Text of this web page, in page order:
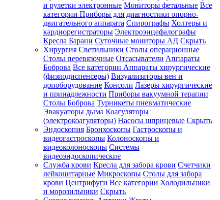
и рулетки электронные Мониторы фетальные Все
категории Приборы для диагностики опорно-
двигательного аппарата Спирографы Холтеры и
кардиорегистраторы Электроэнцефалографы
Кресла Барани Суточные мониторы АД Скрыть
Хирургия Светильники Столы операционные
Столы перевязочные Отсасыватели Аппараты
Боброва Все категории Аппараты хирургические
(физиодиспенсеры) Визуализаторы вен и
допоборудование Консоли Лазеры хирургические
и принадлежности Приборы вакуумной терапии
Столы Боброва Турникеты пневматические
Эвакуаторы дыма Коагуляторы
(электрокоагуляторы) Насосы шприцевые Скрыть
Эндоскопия Бронхоскопы Гастроскопы и
видеогастроскопы Колоноскопы и
видеоколоноскопы Системы
видеоэндоскопические
Служба крови Кресла для забора крови Счетчики
лейкоцитарные Микроскопы Столы для забора
крови Центрифуги Все категории Холодильники
и морозильники Скрыть